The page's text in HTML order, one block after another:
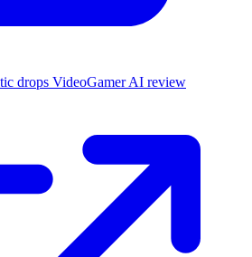
drops VideoGamer AI review